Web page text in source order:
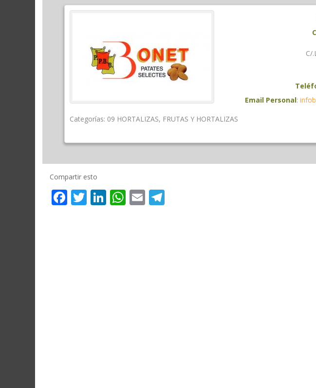
C/
Email Personal:
Categorías: 09 HORTALIZAS, FRUTAS Y HORTALIZAS
Compartir esto
Facebook
Twitter
LinkedIn
WhatsApp
Email